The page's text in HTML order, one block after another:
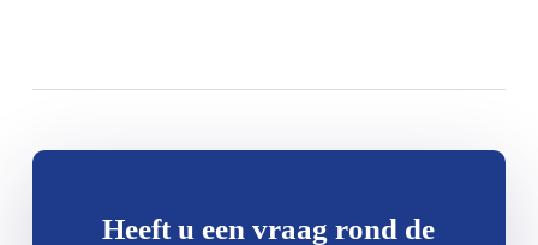
Heeft u een vraag rond de